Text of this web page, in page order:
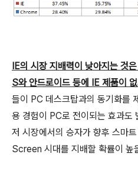
IE의 시장 지배력이 낮아지는 것
S와 안드로이드 등에 IE 제품이
들이 PC 데스크탑과의 동기화를
용 경험이 PC로 전이되는 효과도
저 시장에서의 승자가 향후 스마
Screen 시대를 지배할 확률이 높